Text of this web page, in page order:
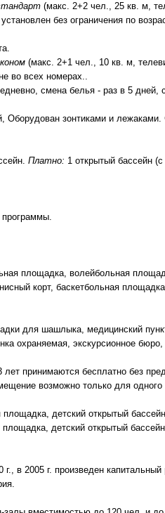
(макс. 2+2 чел., 25 кв. м,
без ограничения по
(макс. 2+1 чел., 10 кв. м,
во всех номерах..
смена белья - раз в 5 дней,
Оборудован зонтиками и
Платно: 1 открытый бассейн
площадка, волейбольная
корт, баскетбольная
для шашлыка, медицинский
охраняемая, экскурсионное
лет принимаются бесплатно без
возможно только для
площадка, детский открытый
площадка, детский открытый
г., в 2005 г. произведен